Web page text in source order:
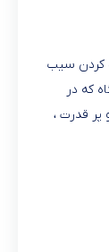
کردن سیب
که در
پر قدرت ،